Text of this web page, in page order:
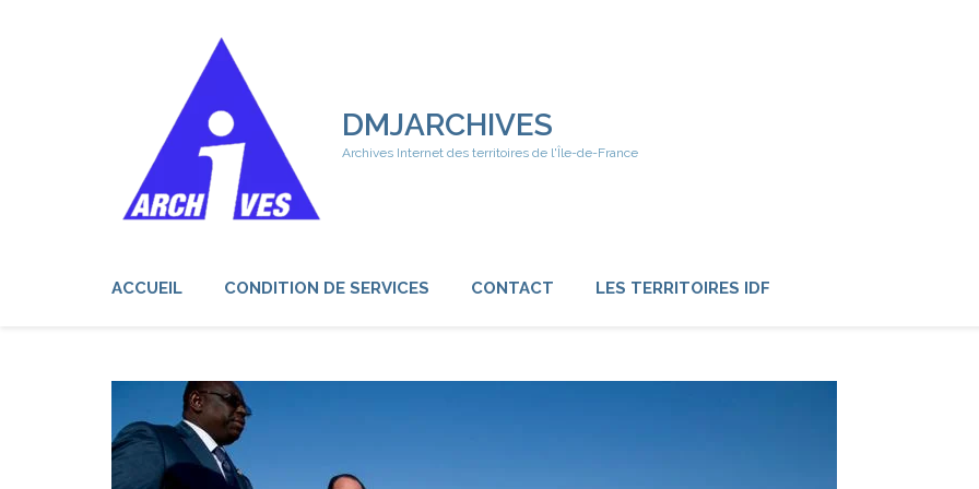
DMJARCHIVES
Archives Internet des territoires de l'Île-de-France
ACCUEIL CONDITION DE SERVICES CONTACT LES TERRITOIRES IDF